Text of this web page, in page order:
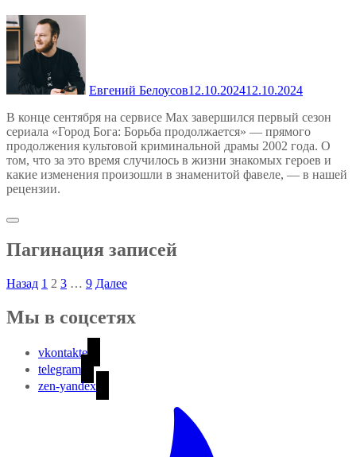
Евгений Белоусов12.10.202412.10.2024
В конце сентября на сервисе Max завершился первый сезон
сериала «Город Бога: Борьба продолжается» — прямого
продолжения культовой криминальной драмы 2002 года. О
том, что за это время случилось в жизни знакомых героев и
какие изменения произошли в знаменитой фавеле, — в нашей
рецензии.
Пагинация записей
Назад 1 2 3 … 9 Далее
Мы в соцсетях
vkontakte
telegram
zen-yandex